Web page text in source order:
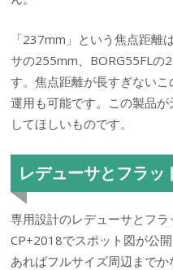
「237mm」という焦点距離
サの255mm、BORG55FLの
す。焦点距離が長すぎない
運用も可能です。この製品
してほしいものです。
レデューサとフラッ
専用設計のレデューサとフラ
CP+2018でスポット図が公
あればフルサイズ周辺まで